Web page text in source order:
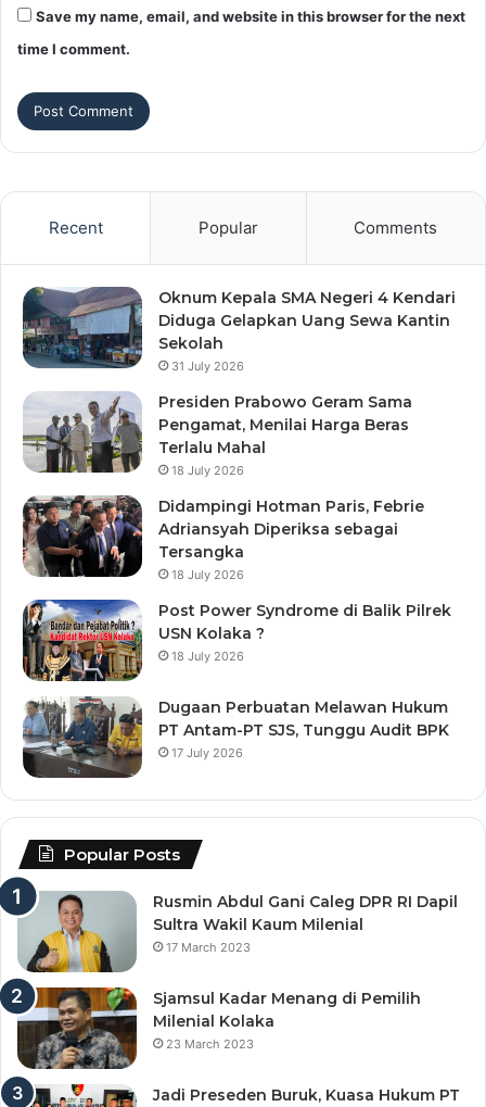
Save my name, email, and website in this browser for the next
time I comment.
Recent Popular Comments
Oknum Kepala SMA Negeri 4 Kendari
Diduga Gelapkan Uang Sewa Kantin
Sekolah
31 July 2026
Presiden Prabowo Geram Sama
Pengamat, Menilai Harga Beras
Terlalu Mahal
18 July 2026
Didampingi Hotman Paris, Febrie
Adriansyah Diperiksa sebagai
Tersangka
18 July 2026
Post Power Syndrome di Balik Pilrek
USN Kolaka ?
18 July 2026
Dugaan Perbuatan Melawan Hukum
PT Antam-PT SJS, Tunggu Audit BPK
17 July 2026
Popular Posts
Rusmin Abdul Gani Caleg DPR RI Dapil
Sultra Wakil Kaum Milenial
17 March 2023
Sjamsul Kadar Menang di Pemilih
Milenial Kolaka
23 March 2023
Jadi Preseden Buruk, Kuasa Hukum PT